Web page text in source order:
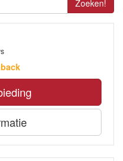
Zoeken!